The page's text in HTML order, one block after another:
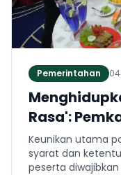
Pemerintahan
Rasa':
Lomba
Keunikan utama
syarat dan
peserta